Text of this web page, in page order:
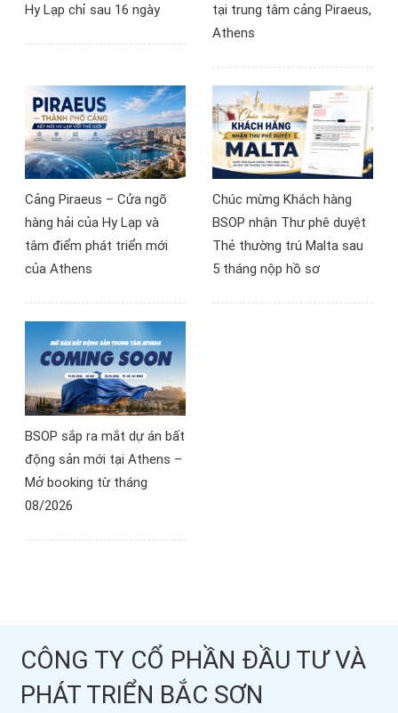
Hy Lạp chỉ sau 16 ngày
tại trung tâm cảng Piraeus,
Athens
Cảng Piraeus – Cửa ngõ
hàng hải của Hy Lạp và
tâm điểm phát triển mới
của Athens
Chúc mừng Khách hàng
BSOP nhận Thư phê duyệt
Thẻ thường trú Malta sau
5 tháng nộp hồ sơ
BSOP sắp ra mắt dự án bất
động sản mới tại Athens –
Mở booking từ tháng
08/2026
CÔNG TY CỔ PHẦN ĐẦU TƯ VÀ
PHÁT TRIỂN BẮC SƠN